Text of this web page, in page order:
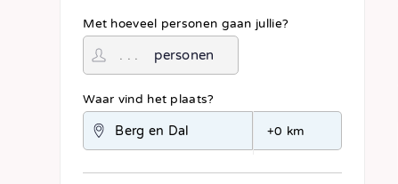
Met hoeveel personen gaan jullie?
personen
Waar vind het plaats?